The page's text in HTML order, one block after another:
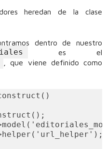
heredan de la clase
dentro de nuestro
es el
, que viene definido como